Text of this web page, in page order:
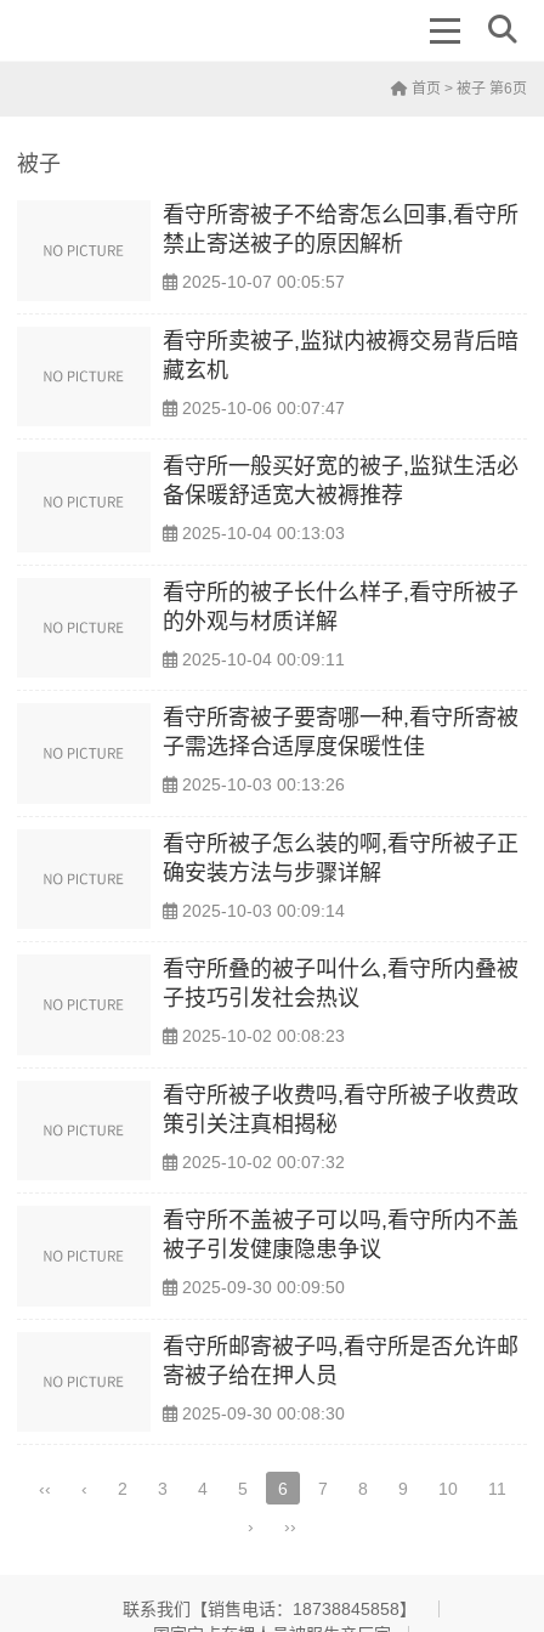
首页 > 被子 第6页
被子
看守所寄被子不给寄怎么回事,看守所
禁止寄送被子的原因解析
2025-10-07 00:05:57
看守所卖被子,监狱内被褥交易背后暗
藏玄机
2025-10-06 00:07:47
看守所一般买好宽的被子,监狱生活必
备保暖舒适宽大被褥推荐
2025-10-04 00:13:03
看守所的被子长什么样子,看守所被子
的外观与材质详解
2025-10-04 00:09:11
看守所寄被子要寄哪一种,看守所寄被
子需选择合适厚度保暖性佳
2025-10-03 00:13:26
看守所被子怎么装的啊,看守所被子正
确安装方法与步骤详解
2025-10-03 00:09:14
看守所叠的被子叫什么,看守所内叠被
子技巧引发社会热议
2025-10-02 00:08:23
看守所被子收费吗,看守所被子收费政
策引关注真相揭秘
2025-10-02 00:07:32
看守所不盖被子可以吗,看守所内不盖
被子引发健康隐患争议
2025-09-30 00:09:50
看守所邮寄被子吗,看守所是否允许邮
寄被子给在押人员
2025-09-30 00:08:30
‹‹ ‹ 2 3 4 5 6 7 8 9 10
11
›
››
联系我们【销售电话：18738845858】 ​